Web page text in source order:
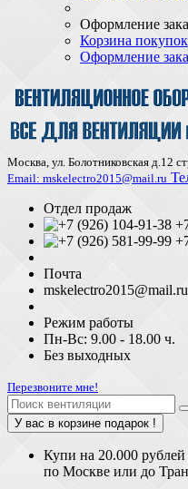
Оформление
Корзина покупок
Оформление
Москва, ул. Болотниковская д.12
Email: mskelectro2015@mail.ru
Отдел продаж
Почта
mskelectro2015@mail.ru
Режим работы
Пн-Вс: 9.00 - 18.00 ч.
Без выходных
Перезвоните мне!
У вас в корзине подарок !
Купи на 20.000
по Москве или до